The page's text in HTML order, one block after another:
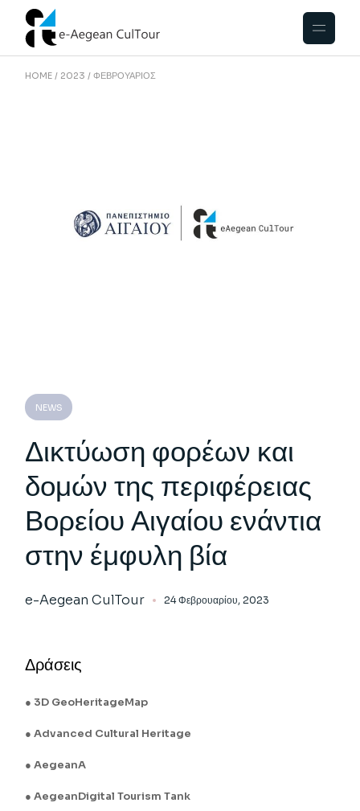
HOME 2023 ΦΕΒΡΟΥΆΡΙΟΣ
NEWS
Δικτύωση φορέων και
δομών της περιφέρειας
Βορείου Αιγαίου ενάντια
στην έμφυλη βία
e-Aegean CulTour 24 Φεβρουαρίου, 2023
Δράσεις
3D GeoHeritageMap
Advanced Cultural Heritage
AegeanA
AegeanDigital Tourism Tank